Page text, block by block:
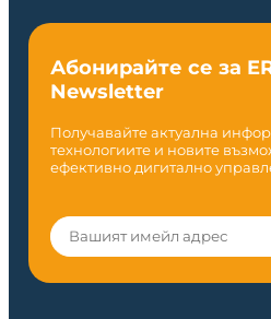
Абонирайте се за
Newsletter
Получавайте актуална
технологиите и новите
ефективно дигитално